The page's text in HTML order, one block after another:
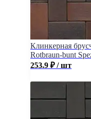
Клинкерная
Rotbraun-bunt
253.9 ₽ / шт